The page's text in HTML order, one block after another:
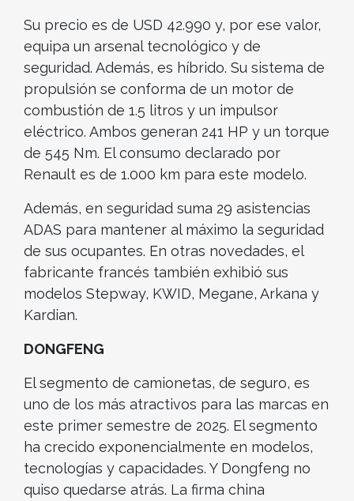
Su precio es de USD 42.990 y, por ese valor,
equipa un arsenal tecnológico y de
seguridad. Además, es híbrido. Su sistema de
propulsión se conforma de un motor de
combustión de 1.5 litros y un impulsor
eléctrico. Ambos generan 241 HP y un torque
de 545 Nm. El consumo declarado por
Renault es de 1.000 km para este modelo.
Además, en seguridad suma 29 asistencias
ADAS para mantener al máximo la seguridad
de sus ocupantes. En otras novedades, el
fabricante francés también exhibió sus
modelos Stepway, KWID, Megane, Arkana y
Kardian.
DONGFENG
El segmento de camionetas, de seguro, es
uno de los más atractivos para las marcas en
este primer semestre de 2025. El segmento
ha crecido exponencialmente en modelos,
tecnologías y capacidades. Y Dongfeng no
quiso quedarse atrás. La firma china